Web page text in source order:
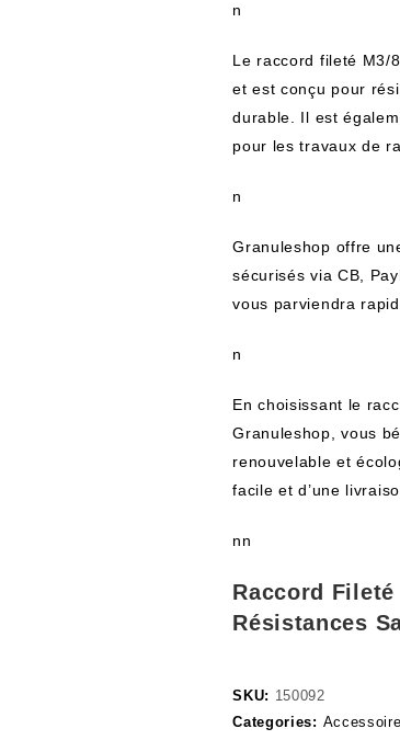
n
Le raccord fileté M3/
et est conçu pour
durable. Il est
pour les travaux de
n
Granuleshop offre
sécurisés via CB,
vous parviendra
n
En choisissant le
Granuleshop, vous
renouvelable et
facile et d’une
nn
Raccord Fileté
Résistances
SKU: 150092
Categories: